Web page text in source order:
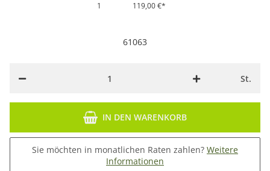
1
119,00 €*
61063
St.
IN DEN WARENKORB
Sie möchten in monatlichen Raten zahlen? Weitere
Informationen